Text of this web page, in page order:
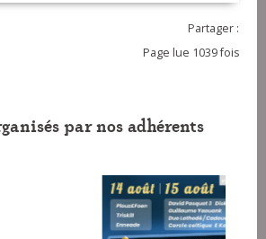
Partager :
Page lue 1039 fois
par nos adhérents